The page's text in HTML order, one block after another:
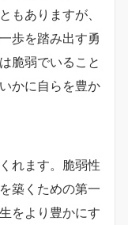
もありますが、
歩を踏み出す勇
脆弱でいること
かに自らを豊か
れます。脆弱性
築くための第一
をより豊かにす